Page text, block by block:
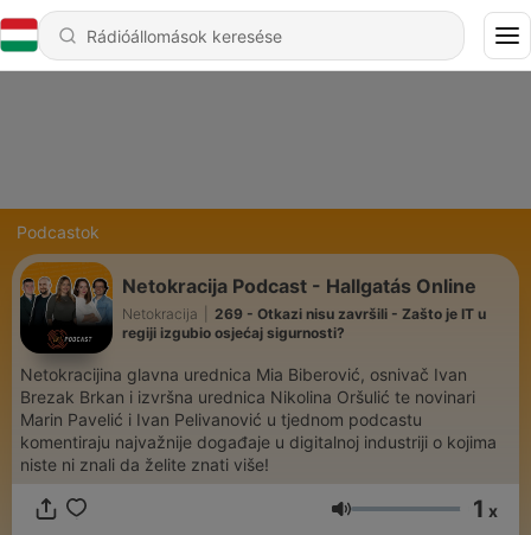
Podcastok
Netokracija Podcast - Hallgatás Online
Netokracija
269 - Otkazi nisu završili - Zašto je IT u
regiji izgubio osjećaj sigurnosti?
Netokracijina glavna urednica Mia Biberović, osnivač Ivan
Brezak Brkan i izvršna urednica Nikolina Oršulić te novinari
Marin Pavelić i Ivan Pelivanović u tjednom podcastu
komentiraju najvažnije događaje u digitalnoj industriji o kojima
niste ni znali da želite znati više!
Hangerő 1 x